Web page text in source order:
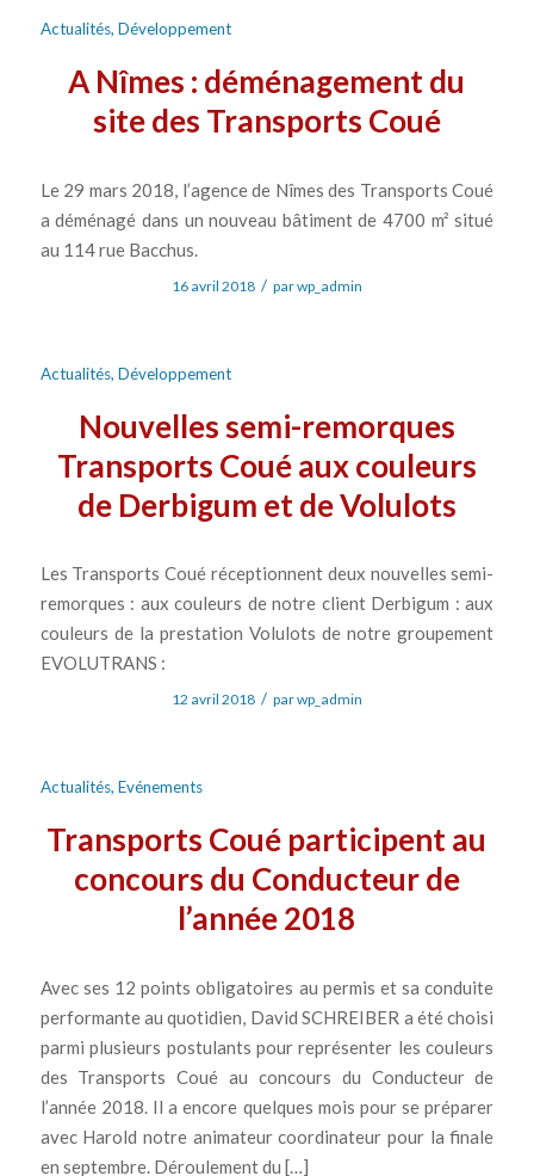
Actualités, Développement
A Nîmes : déménagement du
site des Transports Coué
Le 29 mars 2018, l’agence de Nîmes des Transports Coué
a déménagé dans un nouveau bâtiment de 4700 m² situé
au 114 rue Bacchus.
16 avril 2018 / parwp_admin
Actualités, Développement
Nouvelles semi-remorques
Transports Coué aux couleurs
de Derbigum et de Volulots
Les Transports Coué réceptionnent deux nouvelles semi-
remorques : aux couleurs de notre client Derbigum : aux
couleurs de la prestation Volulots de notre groupement
EVOLUTRANS :
12 avril 2018 / parwp_admin
Actualités, Evénements
Transports Coué participent au
concours du Conducteur de
l’année 2018
Avec ses 12 points obligatoires au permis et sa conduite
performante au quotidien, David SCHREIBER a été choisi
parmi plusieurs postulants pour représenter les couleurs
des Transports Coué au concours du Conducteur de
l’année 2018. Il a encore quelques mois pour se préparer
avec Harold notre animateur coordinateur pour la finale
en septembre. Déroulement du […]